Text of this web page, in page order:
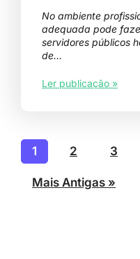
No ambiente
adequada pode
servidores públicos
de…
Ler publicação »
1 2 3
Mais Antigas »